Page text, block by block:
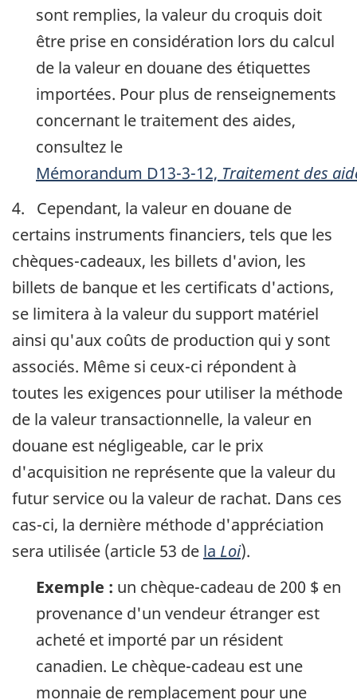
sont remplies, la valeur du croquis doit
être prise en considération lors du calcul
de la valeur en douane des étiquettes
importées. Pour plus de renseignements
concernant le traitement des aides,
consultez le
Mémorandum D13-3-12, Traitement des
4. Cependant, la valeur en douane de
certains instruments financiers, tels que les
chèques-cadeaux, les billets d'avion, les
billets de banque et les certificats d'actions,
se limitera à la valeur du support matériel
ainsi qu'aux coûts de production qui y sont
associés. Même si ceux-ci répondent à
toutes les exigences pour utiliser la méthode
de la valeur transactionnelle, la valeur en
douane est négligeable, car le prix
d'acquisition ne représente que la valeur du
futur service ou la valeur de rachat. Dans ces
cas-ci, la dernière méthode d'appréciation
sera utilisée (article 53 de la Loi).
Exemple : un chèque-cadeau de 200 $ en
provenance d'un vendeur étranger est
acheté et importé par un résident
canadien. Le chèque-cadeau est une
monnaie de remplacement pour une